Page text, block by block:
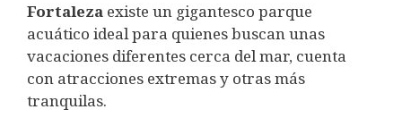
Fortaleza existe un gigantesco parque
acuático ideal para quienes buscan unas
vacaciones diferentes cerca del mar, cuenta
con atracciones extremas y otras más
tranquilas.